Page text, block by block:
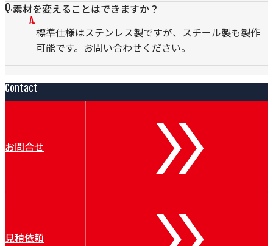
素材を変えることはできますか？
標準仕様はステンレス製ですが、スチール製も製作
可能です。お問い合わせください。
Contact
お問合せ
見積依頼